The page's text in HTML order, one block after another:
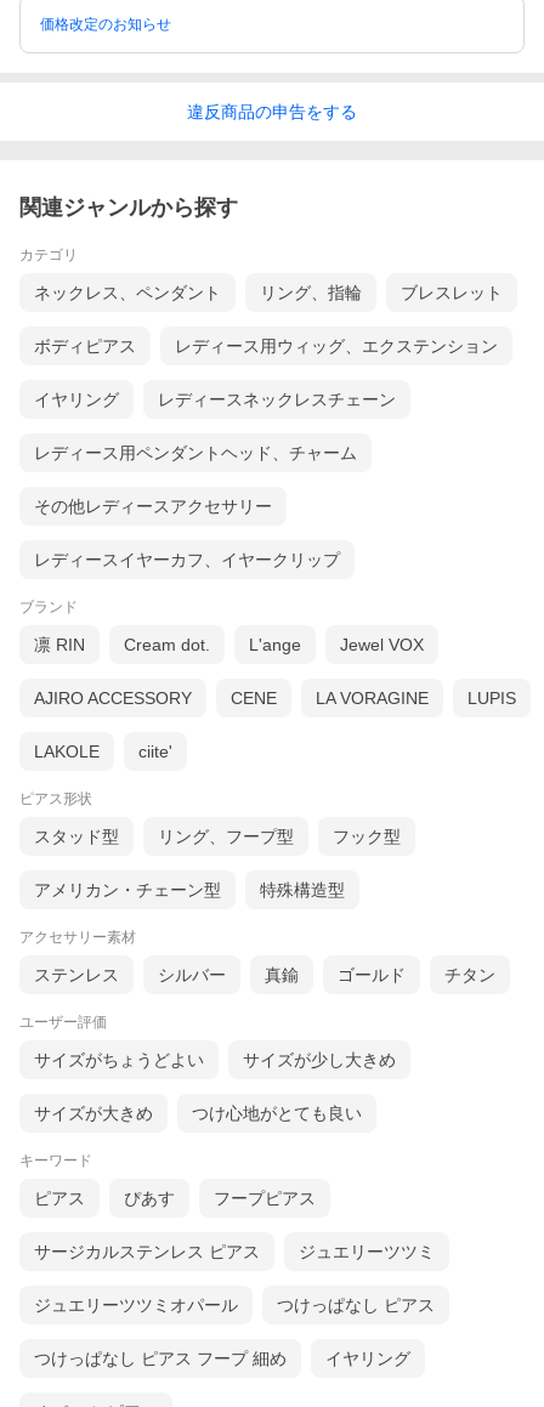
価格改定のお知らせ
違反商品の申告をする
関連ジャンルから探す
カテゴリ
ネックレス、ペンダント リング、指輪 ブレスレット
ボディピアス レディース用ウィッグ、エクステンション
イヤリング レディースネックレスチェーン
レディース用ペンダントヘッド、チャーム
その他レディースアクセサリー
レディースイヤーカフ、イヤークリップ
ブランド
凛 RIN Cream dot. L'ange Jewel VOX
AJIRO ACCESSORY CENE LA VORAGINE LUPIS
LAKOLE ciite'
ピアス形状
スタッド型 リング、フープ型 フック型
アメリカン・チェーン型 特殊構造型
アクセサリー素材
ステンレス シルバー 真鍮 ゴールド チタン
ユーザー評価
サイズがちょうどよい サイズが少し大きめ
サイズが大きめ つけ心地がとても良い
キーワード
ピアス ぴあす フープピアス
サージカルステンレス ピアス ジュエリーツツミ
ジュエリーツツミオパール つけっぱなし ピアス
つけっぱなし ピアス フープ 細め イヤリング